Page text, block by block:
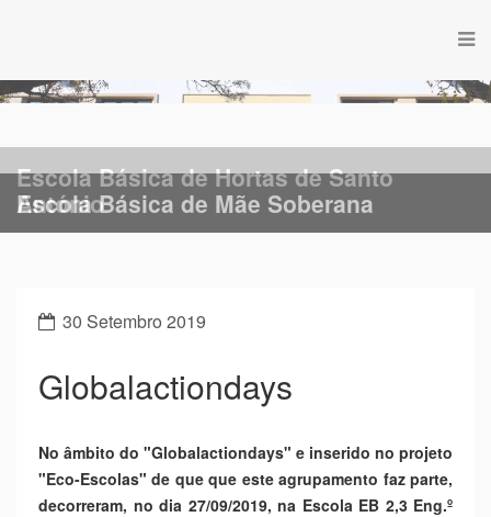
Escola Básica de Mãe Soberana
Escola Básica de Hortas de Santo
António
30 Setembro 2019
Globalactiondays
No âmbito do "Globalactiondays" e inserido no projeto
"Eco-Escolas" de que que este agrupamento faz parte,
decorreram, no dia 27/09/2019, na Escola EB 2,3 Eng.º